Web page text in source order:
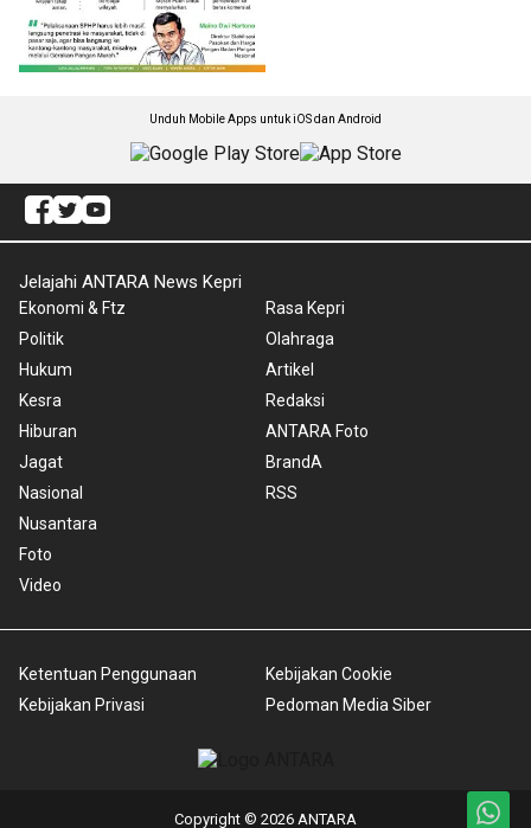
Unduh Mobile Apps untuk iOS dan Android
Jelajahi ANTARA News Kepri
Ekonomi & Ftz
Politik
Hukum
Kesra
Hiburan
Jagat
Nasional
Nusantara
Foto
Video
Rasa Kepri
Olahraga
Artikel
Redaksi
ANTARA Foto
BrandA
RSS
Ketentuan Penggunaan
Kebijakan Privasi
Kebijakan Cookie
Pedoman Media Siber
Copyright © 2026 ANTARA